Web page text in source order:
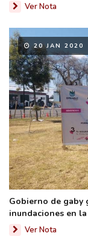
Ver Nota
20 JAN 2020
Gobierno de gaby
inundaciones en
Ver Nota